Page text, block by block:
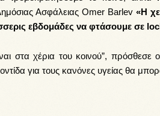
Ασφάλειας Omer Barlev «Η
εβδομάδες να φτάσουμε σε
στα χέρια του κοινού”,
για τους κανόνες υγείας θα